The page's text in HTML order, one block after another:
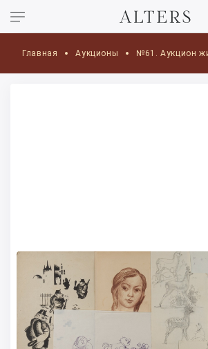
Главная Аукционы №61. Аукцион